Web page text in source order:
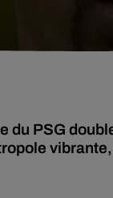
du PSG